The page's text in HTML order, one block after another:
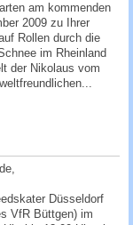
am kommenden
2009 zu Ihrer
Rollen durch die
im Rheinland
der Nikolaus vom
Düsseldorf
VfR Büttgen) im